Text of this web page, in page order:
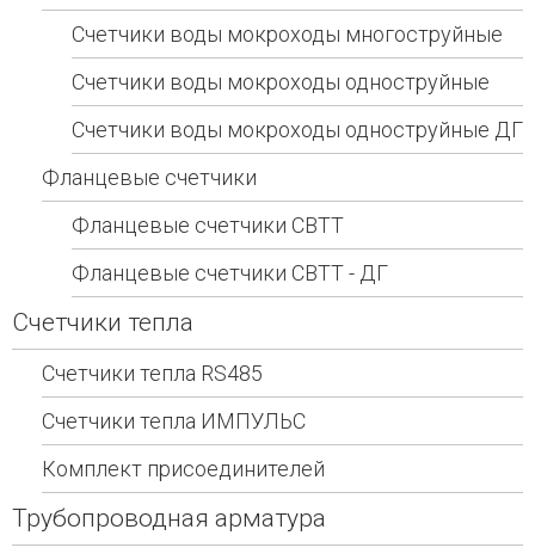
Счетчики воды мокроходы многоструйные
Счетчики воды мокроходы одноструйные
Счетчики воды мокроходы одноструйные ДГ
Фланцевые счетчики
Фланцевые счетчики СВТТ
Фланцевые счетчики СВТТ - ДГ
Счетчики тепла
Счетчики тепла RS485
Счетчики тепла ИМПУЛЬС
Комплект присоединителей
Трубопроводная арматура